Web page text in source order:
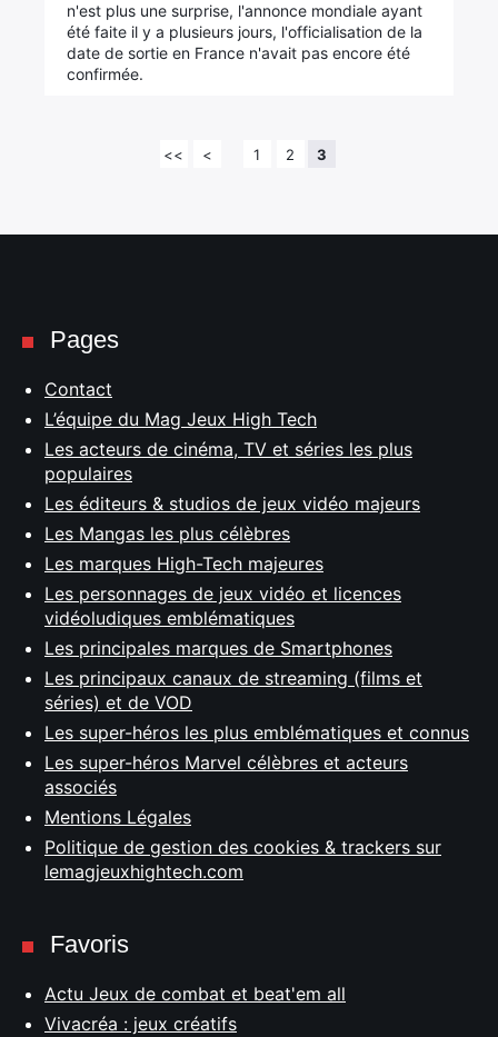
n'est plus une surprise, l'annonce mondiale ayant
été faite il y a plusieurs jours, l'officialisation de la
date de sortie en France n'avait pas encore été
confirmée.
<< < 1 2 3
Pages
Contact
L’équipe du Mag Jeux High Tech
Les acteurs de cinéma, TV et séries les plus
populaires
Les éditeurs & studios de jeux vidéo majeurs
Les Mangas les plus célèbres
Les marques High-Tech majeures
Les personnages de jeux vidéo et licences
vidéoludiques emblématiques
Les principales marques de Smartphones
Les principaux canaux de streaming (films et
séries) et de VOD
Les super-héros les plus emblématiques et connus
Les super-héros Marvel célèbres et acteurs
associés
Mentions Légales
Politique de gestion des cookies & trackers sur
lemagjeuxhightech.com
Favoris
Actu Jeux de combat et beat'em all
Vivacréa : jeux créatifs